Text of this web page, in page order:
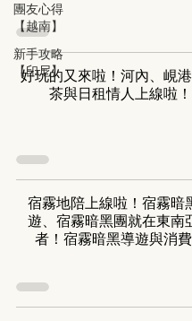
團友心得
【越南】
新手攻略
【印尼】
好玩的又來啦！河內、峴
茶與日租情人上線啦！
宿霧地陪上線啦！宿霧暗
遊、宿霧暗黑團就在東南
者！宿霧暗黑導遊與消